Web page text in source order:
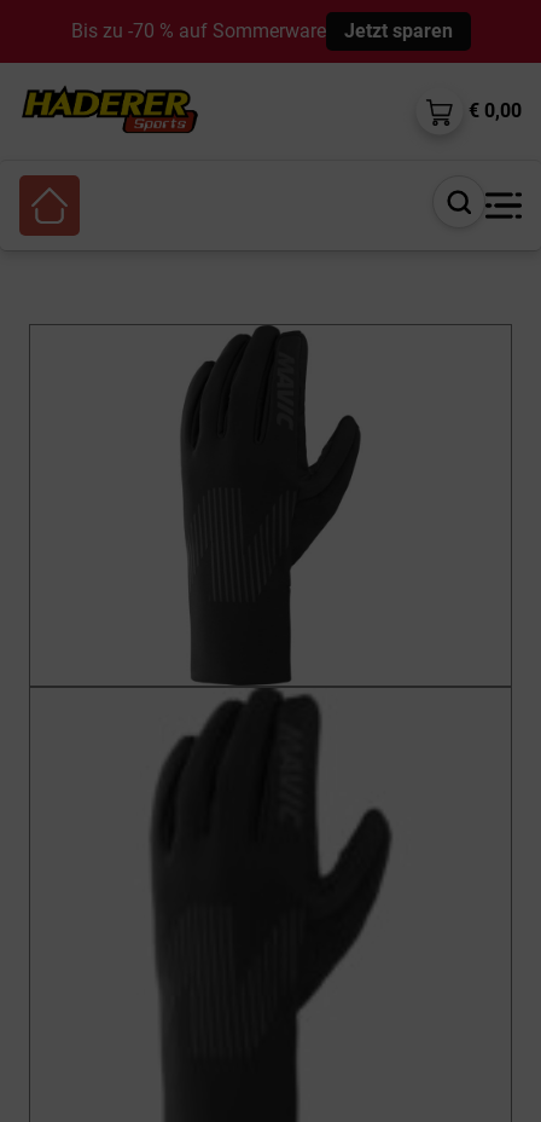
Bis zu -70 % auf Sommerware Jetzt sparen
€ 0,00
Suche